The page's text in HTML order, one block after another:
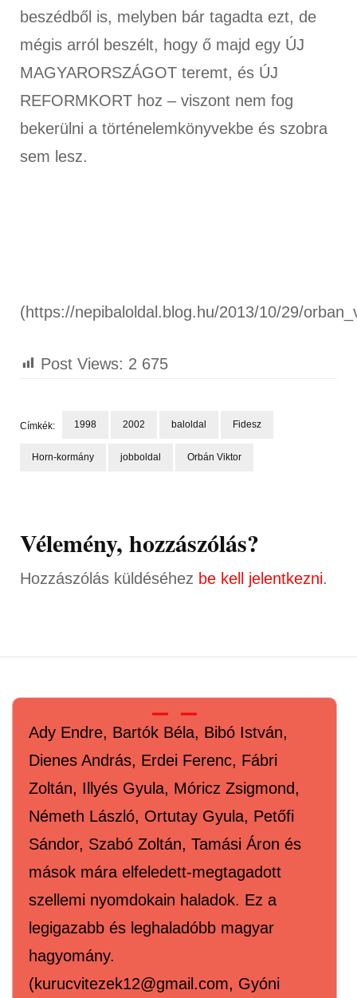
beszédből is, melyben bár tagadta ezt, de
mégis arról beszélt, hogy ő majd egy ÚJ
MAGYARORSZÁGOT teremt, és ÚJ
REFORMKORT hoz – viszont nem fog
bekerülni a történelemkönyvekbe és szobra
sem lesz.
(https://nepibaloldal.blog.hu/2013/10/29/
Post Views: 2 675
Címkék: 1998 2002 baloldal Fidesz
Horn-kormány jobboldal Orbán Viktor
Vélemény, hozzászólás?
Hozzászólás küldéséhez be kell jelentkezni.
Ady Endre, Bartók Béla, Bibó István,
Dienes András, Erdei Ferenc, Fábri
Zoltán, Illyés Gyula, Móricz Zsigmond,
Németh László, Ortutay Gyula, Petőfi
Sándor, Szabó Zoltán, Tamási Áron és
mások mára elfeledett-megtagadott
szellemi nyomdokain haladok. Ez a
legigazabb és leghaladóbb magyar
hagyomány.
(kurucvitezek12@gmail.com, Gyóni